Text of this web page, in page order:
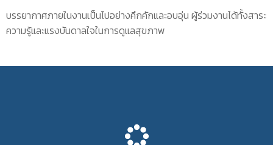
บรรยากาศภายในงานเป็นไปอย่างคึกคักและอบอุ่น ผู้ร่วมงานได้ทั้งสาระ
ความรู้และแรงบันดาลใจในการดูแลสุขภาพ